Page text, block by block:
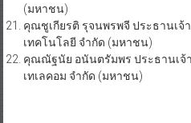
(มหาชน)
คุณชูเกียรติ รุจนพรพจี ประธานเจ้
เทคโนโลยี จำกัด (มหาชน)
คุณณัฐนัย อนันตรัมพร ประธานเจ้
เทเลคอม จำกัด (มหาชน)